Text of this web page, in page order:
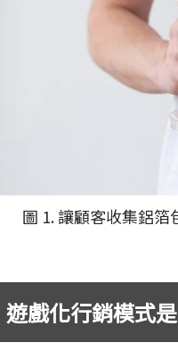
圖 1. 讓顧客收集鋁
遊戲化行銷模式